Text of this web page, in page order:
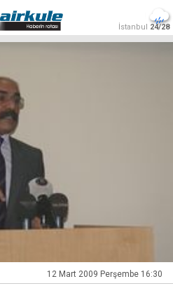
İstanbul 24/28
12 Mart 2009 Perşembe 16:30